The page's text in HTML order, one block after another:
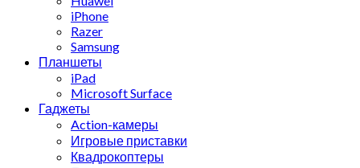
iPhone
Razer
Samsung
Планшеты
iPad
Microsoft Surface
Гаджеты
Action-камеры
Игровые приставки
Квадрокоптеры